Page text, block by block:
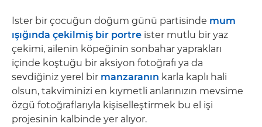
İster bir çocuğun doğum günü partisinde mum
ışığında çekilmiş bir portre ister mutlu bir yaz
çekimi, ailenin köpeğinin sonbahar yaprakları
içinde koştuğu bir aksiyon fotoğrafı ya da
sevdiğiniz yerel bir manzaranın karla kaplı hali
olsun, takviminizi en kıymetli anlarınızın mevsime
özgü fotoğraflarıyla kişiselleştirmek bu el işi
projesinin kalbinde yer alıyor.